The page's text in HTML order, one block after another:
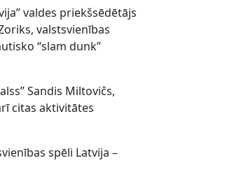
valdes priekšsēdētājs
valstsvienības
“slam dunk”
Sandis Miltovičs,
citas aktivitātes
spēli Latvija –